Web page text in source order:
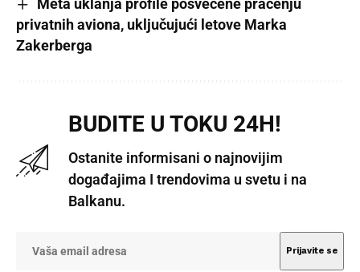
privatnih aviona, uključujući letove Marka
Zakerberga
BUDITE U TOKU 24H!
Ostanite informisani o najnovijim
događajima I trendovima u svetu i na
Balkanu.